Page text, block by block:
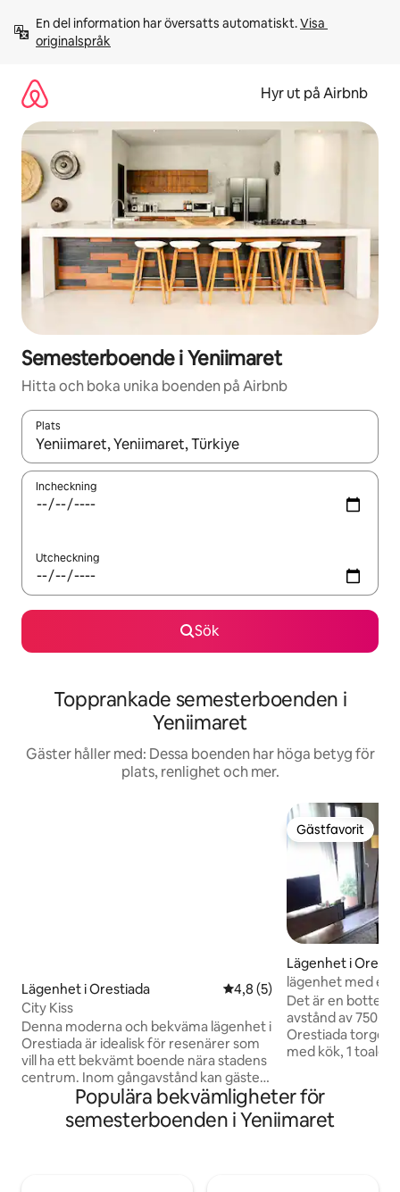
innehåll
En del information har översatts automatiskt. Visa
originalspråk
Hyr ut på Airbnb
Semesterboende i Yeniimaret
Hitta och boka unika boenden på Airbnb
Plats
När resultaten är tillgängliga kan du navigera med upp- och
Incheckning
Utcheckning
Sök
Topprankade semesterboenden i
Yeniimaret
Gäster håller med: Dessa boenden har höga betyg för
plats, renlighet och mer.
Lägenhet i Orestiada 4,8 av 5 i genomsnittligt
4,8 (5)
City Kiss
Denna moderna och bekväma lägenhet i
Orestiada är idealisk för resenärer som
vill ha ett bekvämt boende nära stadens
centrum. Inom gångavstånd kan gäster
hitta kaféer, restauranger, snabbköp,
bagerier och lokala butiker. Det ljusa och
välkomnande boendet är lämpligt för
Gästfavorit
Gästfavorit
Lägenhet i
lägenhet med en
Det är en
avstånd av 750
Orestiada torget.
med kök, 1
vardagsrummet,
förråd med
autonom
Populära bekvämligheter för
semesterboenden i Yeniimaret